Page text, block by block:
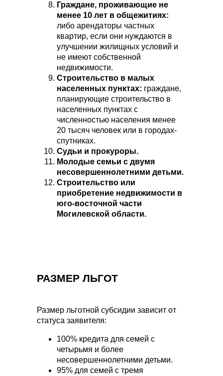
Граждане, проживающие не
менее 10 лет в общежитиях:
либо арендаторы частных
квартир, если они нуждаются в
улучшении жилищных условий и
не имеют собственной
недвижимости.
Строительство в малых
населенных пунктах: граждане,
планирующие строительство в
населенных пунктах с
численностью населения менее
20 тысяч человек или в городах-
спутниках.
Судьи и прокуроры.
Молодые семьи с двумя
несовершеннолетними детьми.
Строительство или
приобретение недвижимости в
юго-восточной части
Могилевской области.
РАЗМЕР ЛЬГОТ
Размер льготной субсидии зависит от
статуса заявителя:
100% кредита для семей с
четырьмя и более
несовершеннолетними детьми.
95% для семей с тремя